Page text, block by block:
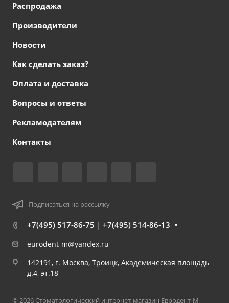
Распродажа
Производители
Новости
Как сделать заказ?
Оплата и доставка
Вопросы и ответы
Рекламодателям
Контакты
Подписаться на рассылку
+7(495) 517-86-75 | +7(495) 514-86-13
eurodent-m@yandex.ru
142191, г. Москва, Троицк, Академическая площадь
д.4, эт.18
© 2026 Стоматологический интернет-магазин Евродент-М